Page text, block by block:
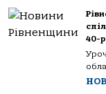
40-